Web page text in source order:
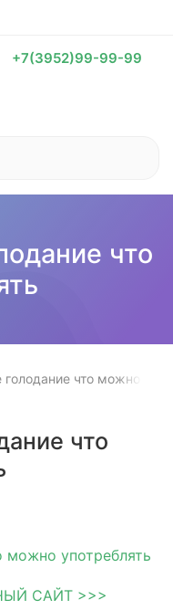
+7(3952)99-99-99
что
голодание что можно
что
САЙТ >>>